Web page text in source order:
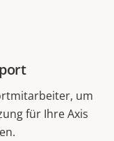
um
für Ihre Axis